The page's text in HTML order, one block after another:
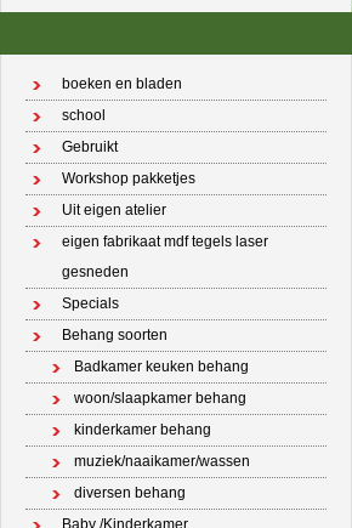
boeken en bladen
school
Gebruikt
Workshop pakketjes
Uit eigen atelier
eigen fabrikaat mdf tegels laser
gesneden
Specials
Behang soorten
Badkamer keuken behang
woon/slaapkamer behang
kinderkamer behang
muziek/naaikamer/wassen
diversen behang
Baby /Kinderkamer